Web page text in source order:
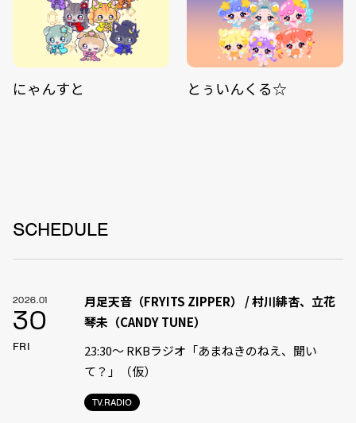
にゃんすと とぅいんくる☆
SCHEDULE
2026.01
30
FRI
TV.RADIO
月足天音（FRYITS ZIPPER） / 村川緋杏、立花
琴未（CANDY TUNE）
23:30〜 RKBラジオ「あまねきのねえ、聞い
て？」（仮）